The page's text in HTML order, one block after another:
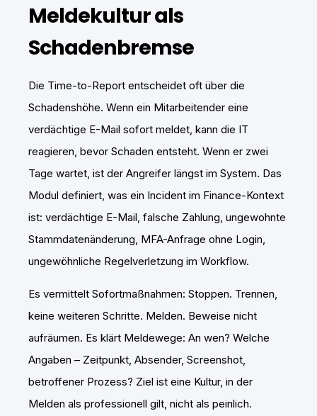
Meldekultur als
Schadenbremse
Die Time-to-Report entscheidet oft über die
Schadenshöhe. Wenn ein Mitarbeitender eine
verdächtige E-Mail sofort meldet, kann die IT
reagieren, bevor Schaden entsteht. Wenn er zwei
Tage wartet, ist der Angreifer längst im System. Das
Modul definiert, was ein Incident im Finance-Kontext
ist: verdächtige E-Mail, falsche Zahlung, ungewohnte
Stammdatenänderung, MFA-Anfrage ohne Login,
ungewöhnliche Regelverletzung im Workflow.
Es vermittelt Sofortmaßnahmen: Stoppen. Trennen,
keine weiteren Schritte. Melden. Beweise nicht
aufräumen. Es klärt Meldewege: An wen? Welche
Angaben – Zeitpunkt, Absender, Screenshot,
betroffener Prozess? Ziel ist eine Kultur, in der
Melden als professionell gilt, nicht als peinlich.